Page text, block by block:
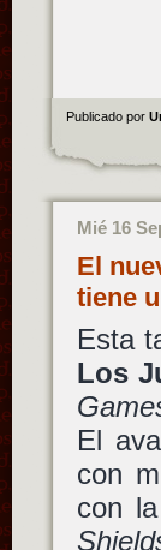
Publicado por
Mié 16
El
tiene
Esta
Los
El
con
con